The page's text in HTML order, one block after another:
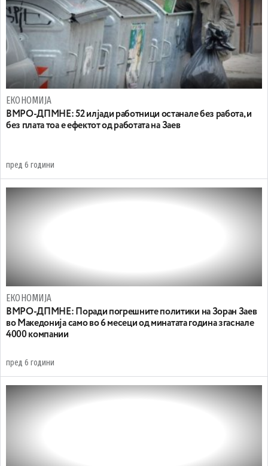
ЕКОНОМИЈА
ВМРО-ДПМНЕ: 52 илјади работници останале без работа, и
без плата тоа е ефектот од работата на Заев
пред 6 години
ЕКОНОМИЈА
ВМРО-ДПМНЕ: Поради погрешните политики на Зоран Заев
во Македонија само во 6 месеци од минатата година згаснале
4000 компании
пред 6 години